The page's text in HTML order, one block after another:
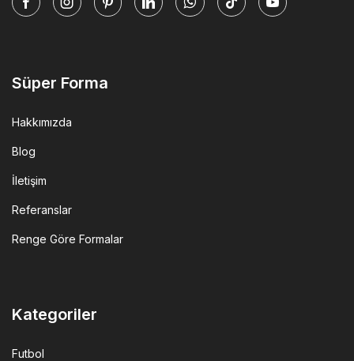
FacebookInstagramPinterestLinkedinWhatsapp
Tik-
Youtube
Süper Forma
Hakkımızda
Blog
İletişim
Referanslar
Renge Göre Formalar
Kategoriler
Futbol